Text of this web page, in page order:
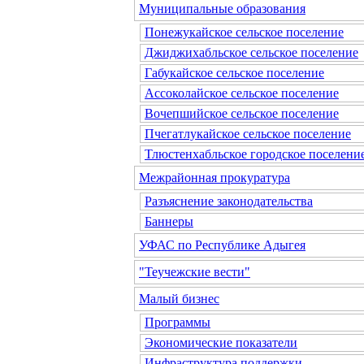
Муниципальные образования
Понежукайское сельское поселение
Джиджихабльское сельское поселение
Габукайское сельское поселение
Ассоколайское сельское поселение
Вочепшийское сельское поселение
Пчегатлукайское сельское поселение
Тлюстенхабльское городское
Межрайонная прокуратура
Разъяснение законодательства
Баннеры
УФАС по Республике Адыгея
"Теучежские вести"
Малый бизнес
Программы
Экономические показатели